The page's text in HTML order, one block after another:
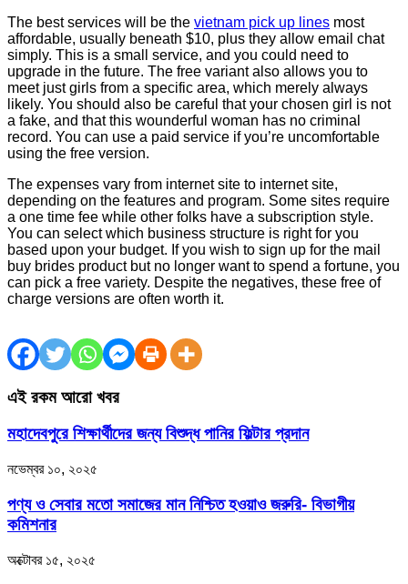
The best services will be the vietnam pick up lines most
affordable, usually beneath $10, plus they allow email chat
simply. This is a small service, and you could need to
upgrade in the future. The free variant also allows you to
meet just girls from a specific area, which merely always
likely. You should also be careful that your chosen girl is not
a fake, and that this wounderful woman has no criminal
record. You can use a paid service if you’re uncomfortable
using the free version.
The expenses vary from internet site to internet site,
depending on the features and program. Some sites require
a one time fee while other folks have a subscription style.
You can select which business structure is right for you
based upon your budget. If you wish to sign up for the mail
buy brides product but no longer want to spend a fortune, you
can pick a free variety. Despite the negatives, these free of
charge versions are often worth it.
এই রকম আরো খবর
মহাদেবপুরে শিক্ষার্থীদের জন্য বিশুদ্ধ পানির ফিল্টার প্রদান
নভেম্বর ১০, ২০২৫
পণ্য ও সেবার মতো সমাজের মান নিশ্চিত হওয়াও জরুরি- বিভাগীয়
কমিশনার
অক্টোবর ১৫, ২০২৫